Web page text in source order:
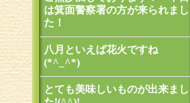
は箕面警察署の方が来られまし
た！
八月といえば花火ですね
(*^_^*)
とても美味しいものが出来まし